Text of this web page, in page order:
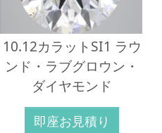
10.12カラットSI1 ラウ
ンド・ラブグロウン・
ダイヤモンド
即座お見積り